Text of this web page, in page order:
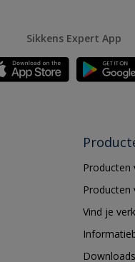
Sikkens Expert App
Producten
Producten
Vind je
Downloads